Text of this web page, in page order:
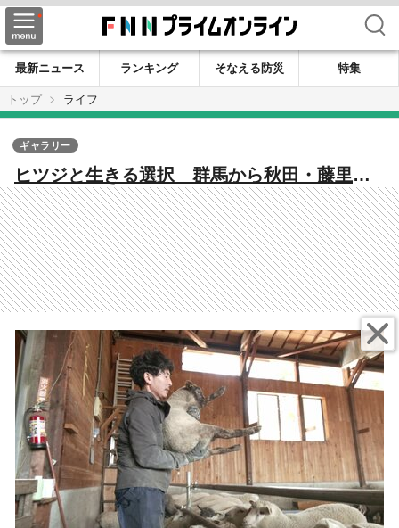
検索
最新ニュース ランキング そなえる防災
特集
トップ
ライフ
ヒツジと生きる選択 群馬から秋田・藤里町
へ家族で移住 地域の支えを受けて切り開
く“理想の牧場”づくりへの道
ギャラリー